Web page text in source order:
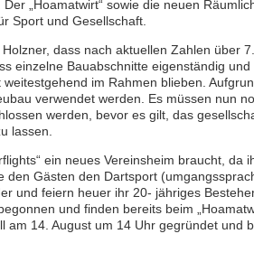
„Hoamatwirt“ sowie die neuen
Sport und Gesellschaft.
dass nach aktuellen Zahlen über
einzelne Bauabschnitte eigenständig
im Rahmen blieben.
verwendet werden. Es müssen nun
werden, bevor es gilt, das
lassen.
ein neues Vereinsheim braucht, da
Gästen den Dartsport
und feiern heuer ihr 20- jähriges
und finden bereits beim
am 14. August um 14 Uhr gegründet und